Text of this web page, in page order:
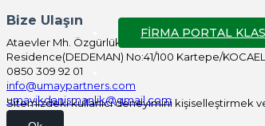
FİRMA PORTAL
Bize Ulaşın
Ataevler Mh. Özgürlük Cd. Bureau
Residence(DEDEMAN) No:41/100 Kartepe/
0850 309 92 01
info@umaypartners.com
umayikdanismanlik@gmail.com
Sitemizdeki kullanıcı deneyimini kişiselleştirmek